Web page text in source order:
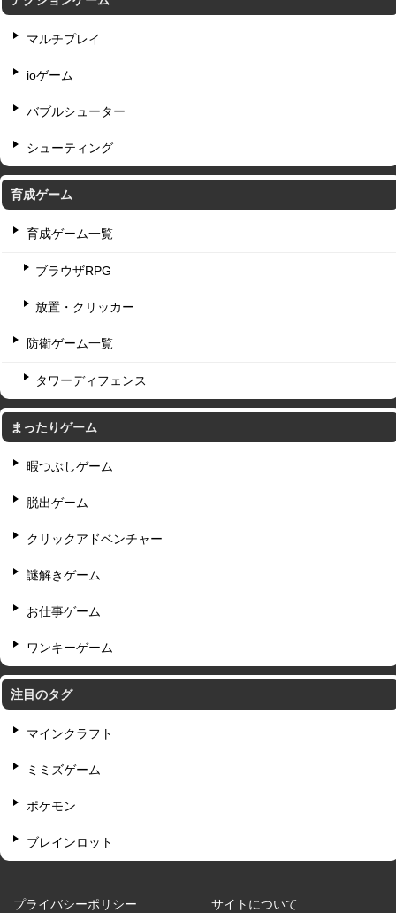
マルチプレイ
ioゲーム
バブルシューター
シューティング
育成ゲーム
育成ゲーム一覧
ブラウザRPG
放置・クリッカー
防衛ゲーム一覧
タワーディフェンス
まったりゲーム
暇つぶしゲーム
脱出ゲーム
クリックアドベンチャー
謎解きゲーム
お仕事ゲーム
ワンキーゲーム
注目のタグ
マインクラフト
ミミズゲーム
ポケモン
ブレインロット
プライバシーポリシー サイトについて